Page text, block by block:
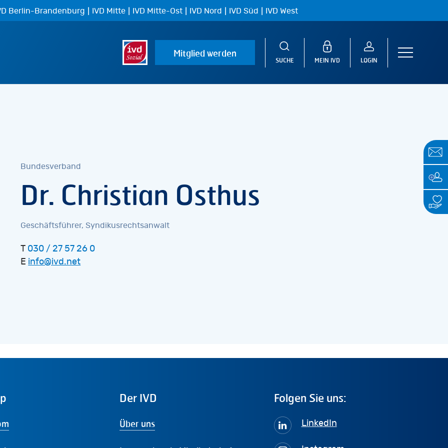
Berlin-Brandenburg | IVD Mitte | IVD Mitte-Ost | IVD Nord | IVD Süd | IVD West
Mitglied werden
SUCHE MEIN IVD LOGIN
Menu
Bundesverband
Dr. Christian Osthus
Geschäftsführer, Syndikusrechtsanwalt
T 030 / 27 57 26 0
E info@ivd.net
Der IVD
Über uns
Folgen Sie uns:
LinkedIn